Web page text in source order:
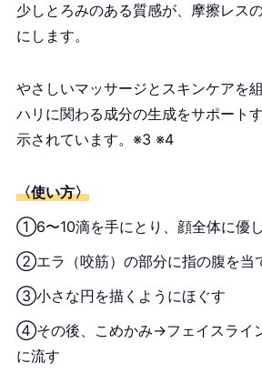
少しとろみのある質感が、摩擦レス
にします。
やさしいマッサージとスキンケアを
ハリに関わる成分の生成をサポート
示されています。※3 ※4
〈使い方〉
①6〜10滴を手にとり、顔全体に優
②エラ（咬筋）の部分に指の腹を当
③小さな円を描くようにほぐす
④その後、こめかみ→フェイスライ
に流す